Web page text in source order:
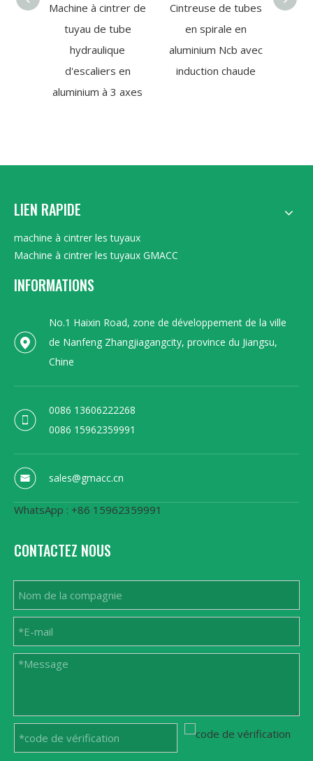
Machine à cintrer de
tuyau de tube
hydraulique
d'escaliers en
aluminium à 3 axes
Cintreuse de tubes
en spirale en
aluminium Ncb avec
induction chaude
LIEN RAPIDE
machine à cintrer les tuyaux
Machine à cintrer les tuyaux GMACC
INFORMATIONS
No.1 Haixin Road, zone de développement de la ville
de Nanfeng Zhangjiagangcity, province du Jiangsu,
Chine
0086 13606222268
0086 15962359991
sales@gmacc.cn
WhatsApp : +86 15962359991
CONTACTEZ NOUS